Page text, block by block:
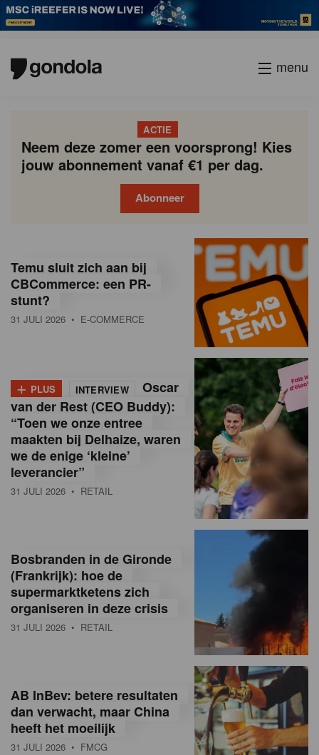
menu
ACTIE
Neem deze zomer een voorsprong! Kies
jouw abonnement vanaf €1 per dag.
Abonneer
o
n
d
a
M
a
g
a
n
e
a
Temu sluit zich aan bij
CBCommerce: een PR-
stunt?
31 JULI 2026 • E-COMMERCE
+ PLUS INTERVIEW
Oscar
van der Rest (CEO Buddy):
“Toen we onze entree
maakten bij Delhaize, waren
we de enige ‘kleine’
leverancier”
31 JULI 2026 • RETAIL
Bosbranden in de Gironde
(Frankrijk): hoe de
supermarktketens zich
organiseren in deze crisis
31 JULI 2026 • RETAIL
AB InBev: betere resultaten
dan verwacht, maar China
heeft het moeilijk
31 JULI 2026 • FMCG